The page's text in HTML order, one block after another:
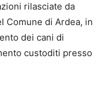
rilasciate da
Comune di Ardea, in
dei cani di
custoditi presso